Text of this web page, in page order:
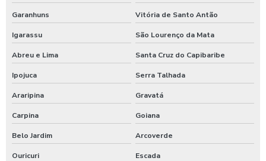
Garanhuns Vitória de Santo Antão
Igarassu São Lourenço da Mata
Abreu e Lima Santa Cruz do Capibaribe
Ipojuca Serra Talhada
Araripina Gravatá
Carpina Goiana
Belo Jardim Arcoverde
Ouricuri Escada